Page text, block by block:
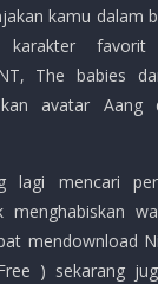
kamu dalam
karakter
The babies
avatar
lagi mencari
menghabiskan
mendownload
) sekarang